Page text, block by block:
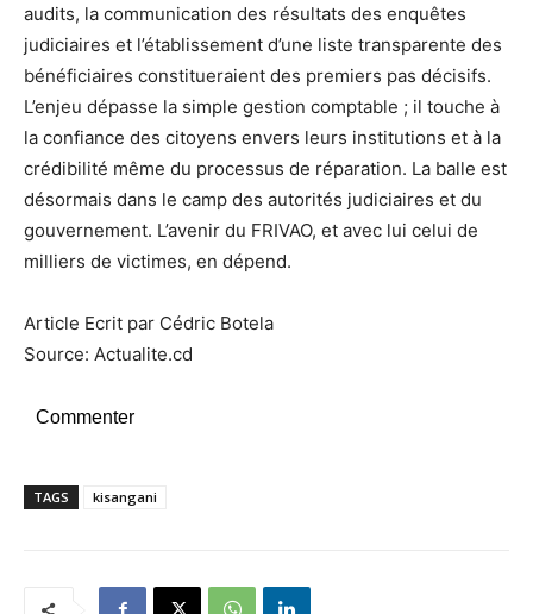
audits, la communication des résultats des enquêtes
judiciaires et l’établissement d’une liste transparente des
bénéficiaires constitueraient des premiers pas décisifs.
L’enjeu dépasse la simple gestion comptable ; il touche à
la confiance des citoyens envers leurs institutions et à la
crédibilité même du processus de réparation. La balle est
désormais dans le camp des autorités judiciaires et du
gouvernement. L’avenir du FRIVAO, et avec lui celui de
milliers de victimes, en dépend.
Article Ecrit par Cédric Botela
Source: Actualite.cd
Commenter
TAGS kisangani